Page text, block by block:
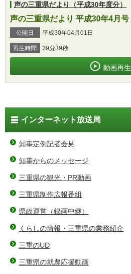
声の三重県だより（平成30年度分）
声の三重県だより 平成30年4月号
公開日 平成30年04月01日
再生時間 39分39秒
動画再生
インターネット放送局
知事定例記者会見
知事からのメッセージ
三重県の観光・PR動画
三重県制作広報番組
県政運営（録画中継）
くらしの情報・三重県の業務紹介
三重のUD
三重県の就農応援動画